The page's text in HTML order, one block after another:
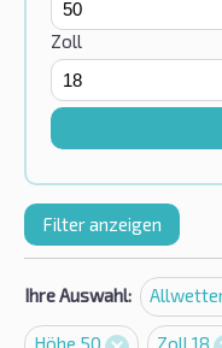
Zoll
Filter anzeigen
Ihre Auswahl:
Höhe 50 Zoll 18